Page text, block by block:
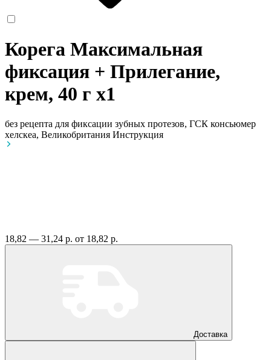
Корега Максимальная
фиксация + Прилегание,
крем, 40 г x1
без рецепта для фиксации зубных протезов, ГСК консьюмер
хелскеа, Великобритания Инструкция
18,82 — 31,24 р. от 18,82 р.
Доставка